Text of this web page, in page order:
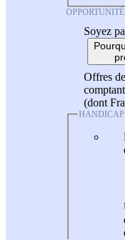
Soyez
Offres
(dont
HANDICAP